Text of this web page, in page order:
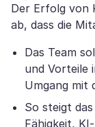
Der Erfolg von
ab, dass die
Das Team
und Vorteile
Umgang mit
So steigt
Fähigkeit,